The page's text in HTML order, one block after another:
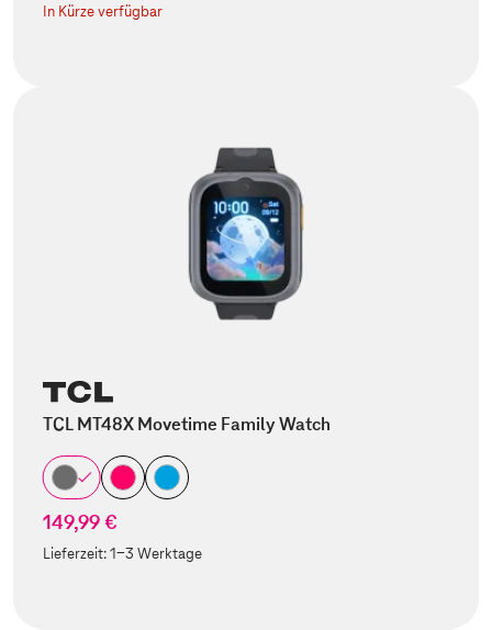
In Kürze verfügbar
TCL MT48X Movetime Family Watch
149,99 €
Lieferzeit:1-3 Werktage